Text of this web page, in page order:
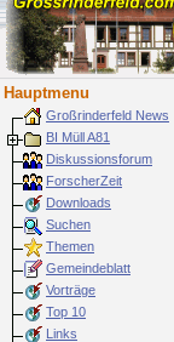
Hauptmenu
Großrinderfeld News
BI Müll A81
Diskussionsforum
ForscherZeit
Downloads
Suchen
Themen
Gemeindeblatt
Vorträge
Top 10
Links